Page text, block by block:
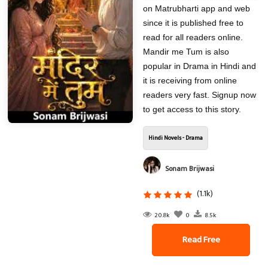
on Matrubharti app and web
since it is published free to
read for all readers online.
Mandir me Tum is also
popular in Drama in Hindi and
it is receiving from online
readers very fast. Signup now
to get access to this story.
Hindi Novels - Drama
Sonam Brijwasi
(1.1k)
20.8k 0 8.5k
Read Free